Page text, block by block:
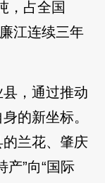
，占全国
江连续三年
，通过推动
的新坐标。
兰花、肇庆
产”向“国际